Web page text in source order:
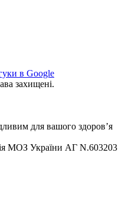
в Google
захищені.
для вашого здоров’я
МОЗ України АГ N.603203